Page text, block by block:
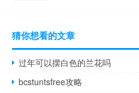
猜你想看的文章
过年可以摆白色的兰花吗
bcstuntsfree攻略